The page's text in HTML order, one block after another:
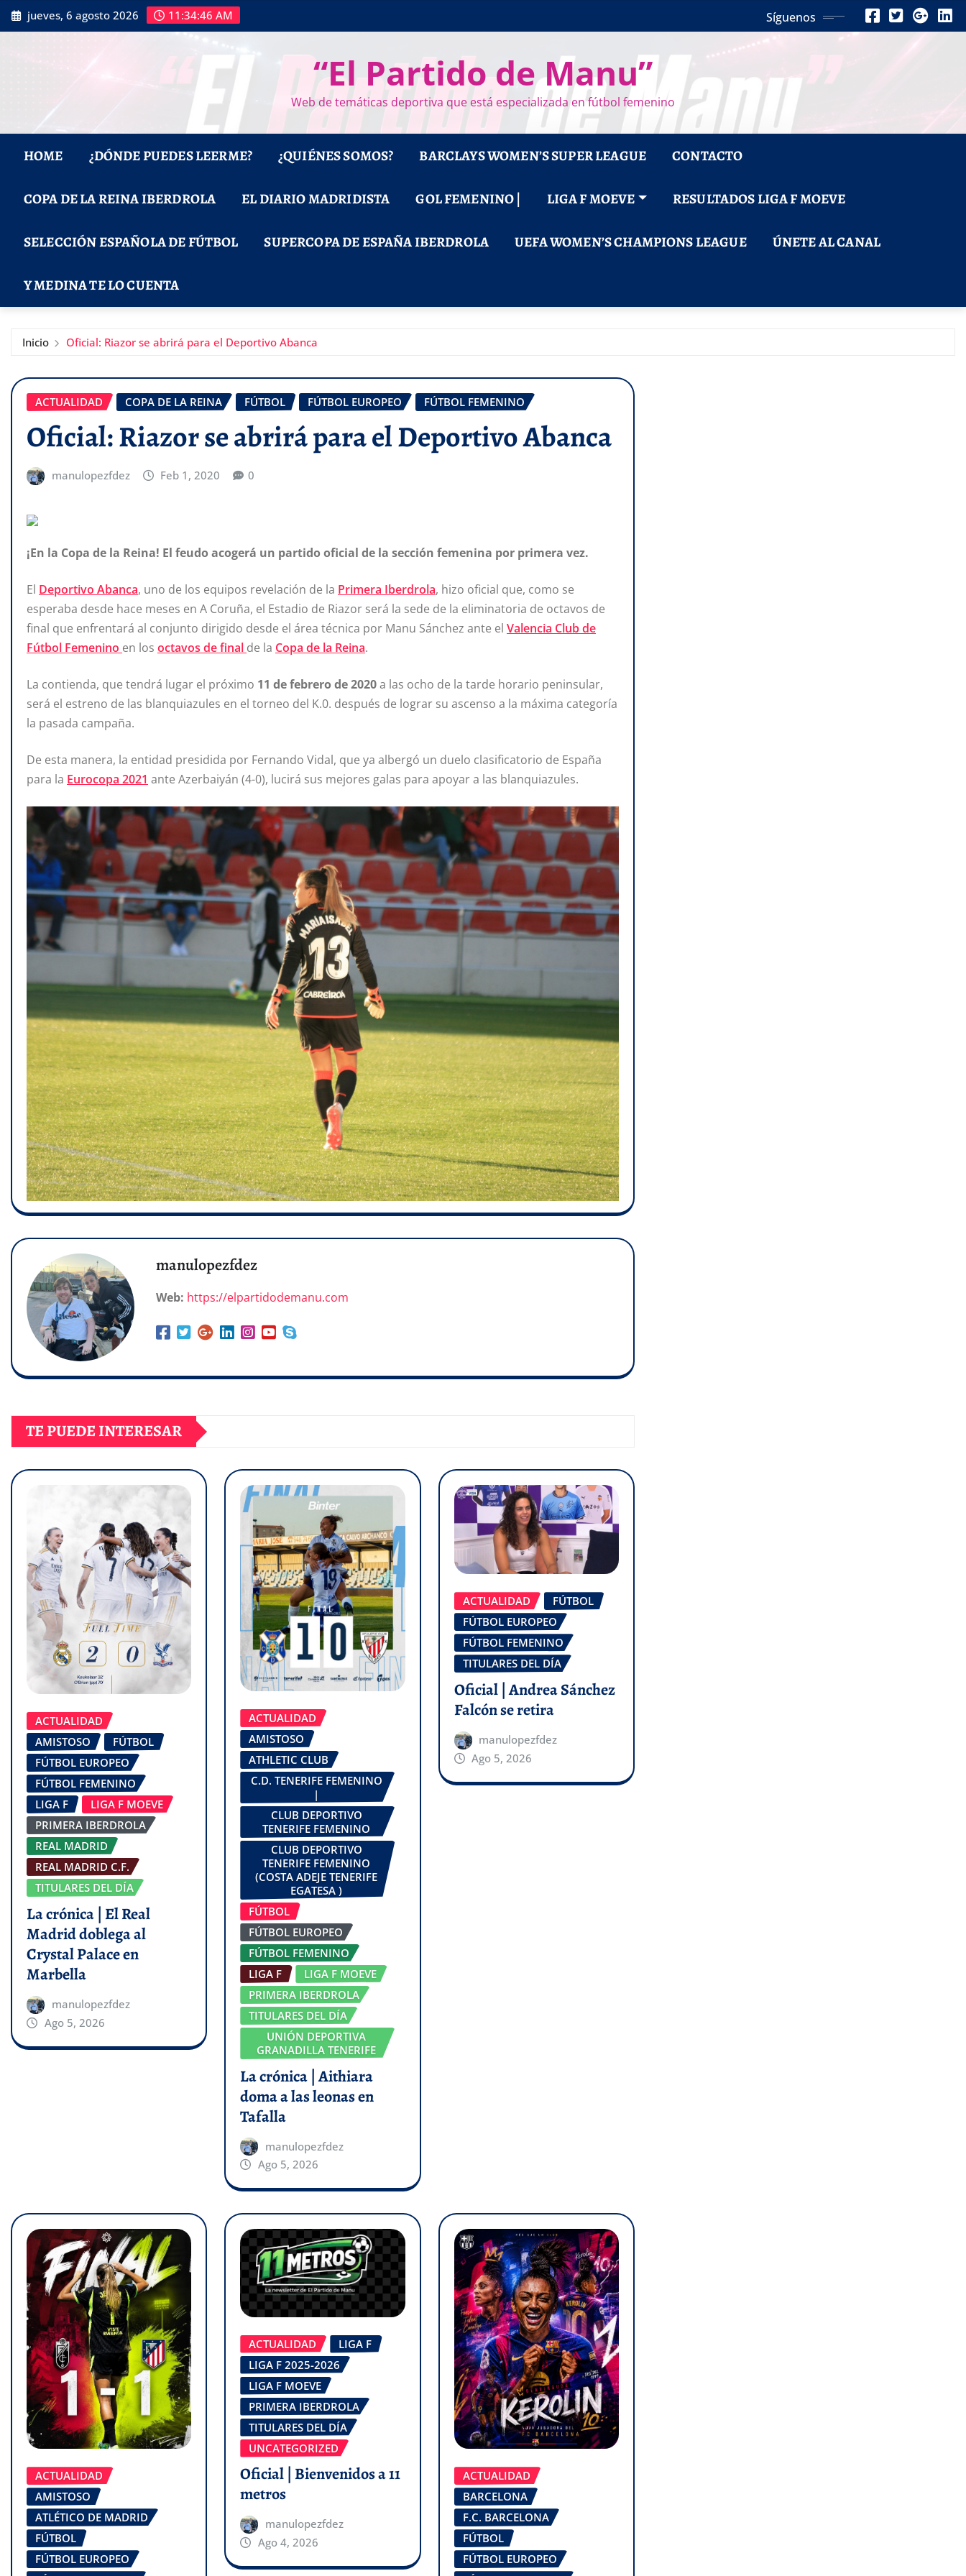
Saltar
al
jueves, 6 agosto 2026 11:34:48 AM Síguenos
“El Partido de Manu”
Web de temáticas deportiva que está especializada en fútbol femenino
HOME ¿DÓNDE PUEDES LEERME? ¿QUIÉNES SOMOS? BARCLAYS WOMEN’S SUPER LEAGUE CONTACTO
COPA DE LA REINA IBERDROLA EL DIARIO MADRIDISTA GOL FEMENINO | LIGA F MOEVE RESULTADOS LIGA F MOEVE
SELECCIÓN ESPAÑOLA DE FÚTBOL SUPERCOPA DE ESPAÑA IBERDROLA UEFA WOMEN’S CHAMPIONS LEAGUE ÚNETE AL CANAL
Y MEDINA TE LO CUENTA
Inicio Oficial: Riazor se abrirá para el Deportivo Abanca
ACTUALIDAD COPA DE LA REINA FÚTBOL FÚTBOL EUROPEO FÚTBOL FEMENINO
Oficial: Riazor se abrirá para el Deportivo Abanca
manulopezfdez Feb 1, 2020 0
¡En la Copa de la Reina! El feudo acogerá un partido oficial de la sección femenina por primera vez.
El Deportivo Abanca, uno de los equipos revelación de la Primera Iberdrola, hizo oficial que, como se
esperaba desde hace meses en A Coruña, el Estadio de Riazor será la sede de la eliminatoria de octavos de
final que enfrentará al conjunto dirigido desde el área técnica por Manu Sánchez ante el Valencia Club de
Fútbol Femenino en los octavos de final de la Copa de la Reina.
La contienda, que tendrá lugar el próximo 11 de febrero de 2020a las ocho de la tarde horario peninsular,
será el estreno de las blanquiazules en el torneo del K.0. después de lograr su ascenso a la máxima categoría
la pasada campaña.
De esta manera, la entidad presidida por Fernando Vidal, que ya albergó un duelo clasificatorio de España
para la Eurocopa 2021 ante Azerbaiyán (4-0), lucirá sus mejores galas para apoyar a las blanquiazules.
manulopezfdez
Web: https://elpartidodemanu.com
TE PUEDE INTERESAR
ACTUALIDAD
AMISTOSO
FÚTBOL
FÚTBOL EUROPEO
FÚTBOL FEMENINO
LIGA F
LIGA F MOEVE
PRIMERA IBERDROLA
REAL MADRID
REAL MADRID C.F.
TITULARES DEL DÍA
La crónica | El Real
Madrid doblega al
Crystal Palace en
Marbella
manulopezfdez
Ago 5, 2026
ACTUALIDAD
AMISTOSO
ATHLETIC CLUB
C.D. TENERIFE FEMENINO
|
CLUB DEPORTIVO
TENERIFE FEMENINO
CLUB DEPORTIVO
TENERIFE FEMENINO
(COSTA ADEJE TENERIFE
EGATESA )
FÚTBOL
FÚTBOL EUROPEO
FÚTBOL FEMENINO
LIGA F
LIGA F MOEVE
PRIMERA IBERDROLA
TITULARES DEL DÍA
UNIÓN DEPORTIVA
GRANADILLA TENERIFE
La crónica | Aithiara
doma a las leonas en
Tafalla
manulopezfdez
Ago 5, 2026
ACTUALIDAD
FÚTBOL
FÚTBOL EUROPEO
FÚTBOL FEMENINO
TITULARES DEL DÍA
Oficial | Andrea Sánchez
Falcón se retira
manulopezfdez
Ago 5, 2026
ACTUALIDAD
AMISTOSO
ATLÉTICO DE MADRID
FÚTBOL
FÚTBOL EUROPEO
ACTUALIDAD
LIGA F
LIGA F 2025-2026
LIGA F MOEVE
PRIMERA IBERDROLA
TITULARES DEL DÍA
UNCATEGORIZED
Oficial | Bienvenidos a 11
metros
manulopezfdez
Ago 4, 2026
ACTUALIDAD
BARCELONA
F.C. BARCELONA
FÚTBOL
FÚTBOL EUROPEO